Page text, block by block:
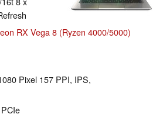
RX Vega 8 (Ryzen 4000/5000)
Pixel 157 PPI, IPS,